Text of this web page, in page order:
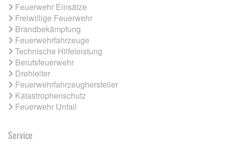
Feuerwehr Einsätze
Freiwillige Feuerwehr
Brandbekämpfung
Feuerwehrfahrzeuge
Technische Hilfeleistung
Berufsfeuerwehr
Drehleiter
Feuerwehrfahrzeughersteller
Katastrophenschutz
Feuerwehr Unfall
Service